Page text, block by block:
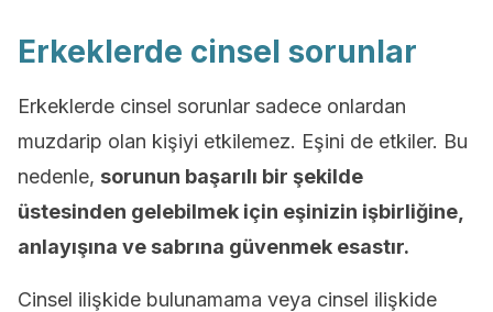
Erkeklerde cinsel sorunlar
Erkeklerde cinsel sorunlar sadece onlardan
muzdarip olan kişiyi etkilemez. Eşini de etkiler. Bu
nedenle, sorunun başarılı bir şekilde
üstesinden gelebilmek için eşinizin işbirliğine,
anlayışına ve sabrına güvenmek esastır.
Cinsel ilişkide bulunamama veya cinsel ilişkide